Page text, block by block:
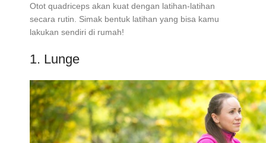
Otot quadriceps akan kuat dengan latihan-latihan
secara rutin. Simak bentuk latihan yang bisa kamu
lakukan sendiri di rumah!
1. Lunge